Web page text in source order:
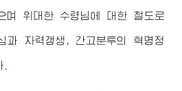
며 위대한 수령님에 대한 철도로
과 자력갱생, 간고분투의 혁명정